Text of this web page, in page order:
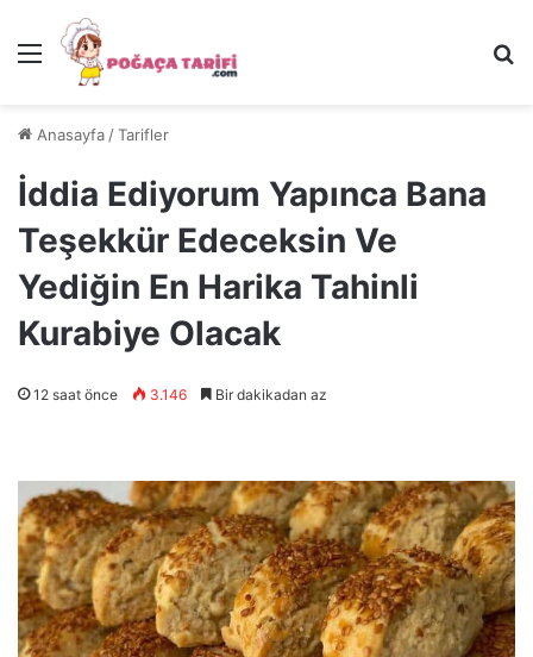
Menü
Anasayfa /Tarifler
İddia Ediyorum Yapınca Bana
Teşekkür Edeceksin Ve
Yediğin En Harika Tahinli
Kurabiye Olacak
12 saat önce 3.146 Bir dakikadan az